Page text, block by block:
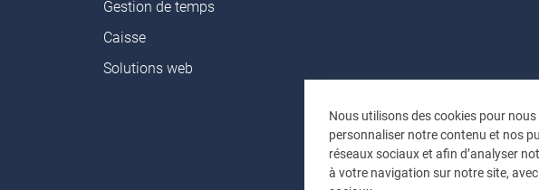
Nous utilisons des cookies pour
personnaliser notre contenu et nos
réseaux sociaux et afin d’analyser
à votre navigation sur notre site,
Gestion de temps
Caisse
Solutions web